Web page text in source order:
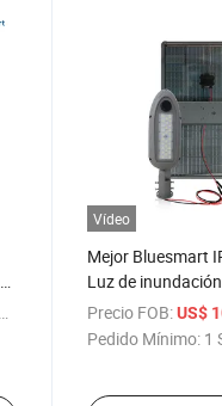
Vídeo
Mejor Bluesmart
Luz de
alimentada por
al aire libre
Precio FOB: US$
Pedido Mínimo: 1